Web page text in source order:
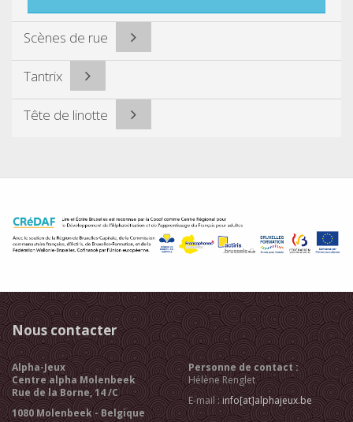
Scènes de rue
Tantrix
Tête de linotte
Nous contacter
Alpha-Jeux
Centre alpha Molenbeek
Rue de la Borne, 14 /C
1080 Molenbeek - Belgique
Personne de contact :
Hélène Renglet
E-mail : info[at]alphajeux.be